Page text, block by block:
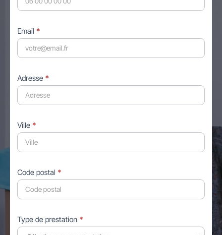
Email *
Adresse *
Ville *
Code postal *
Type de prestation *